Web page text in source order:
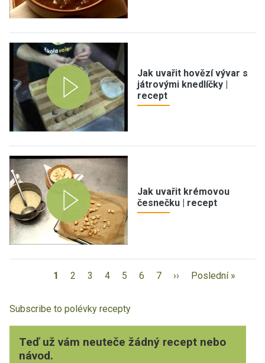
Jak uvařit hovězí vývar s
játrovými knedlíčky |
recept
Jak uvařit krémovou
česnečku | recept
1 2 3 4 5 6 7 ›› Poslední »
Subscribe to polévky recepty
Teď už vám neuteče žádný recept nebo
návod.